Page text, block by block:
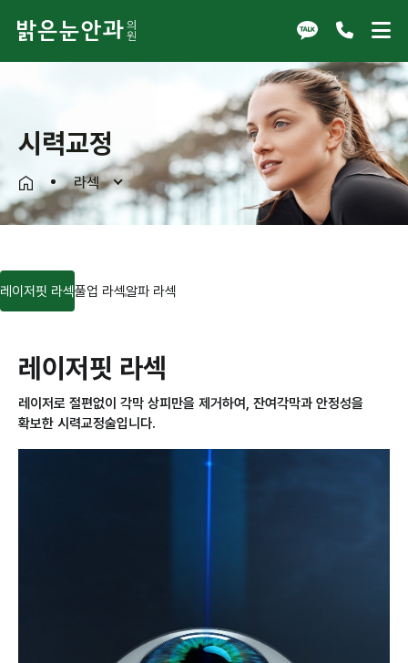
시력교정
라섹
레이저핏 라섹풀업 라섹알파 라섹
레이저핏 라섹
레이저로 절편없이 각막 상피만을 제거하여, 잔여각막과 안정성을
확보한 시력교정술입니다.